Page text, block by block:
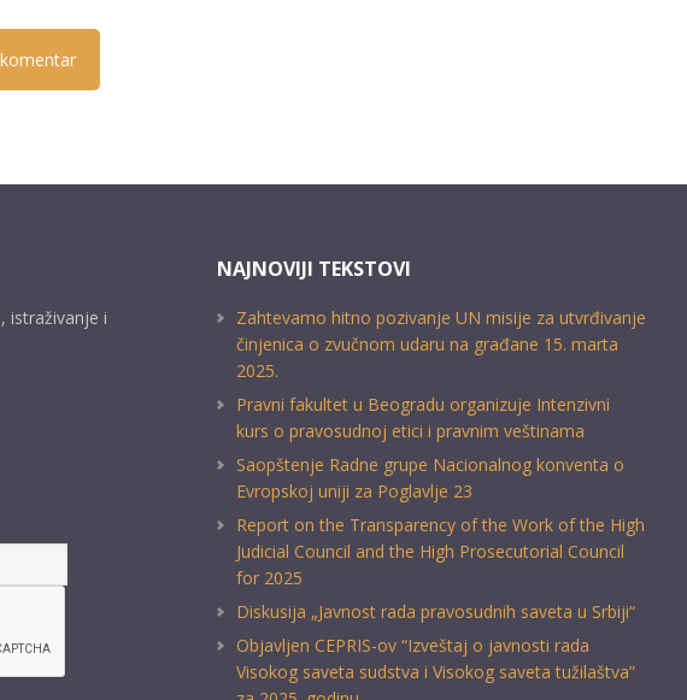
istraživanje i
NAJNOVIJI TEKSTOVI
Zahtevamo hitno pozivanje UN misije za utvrđivanje
činjenica o zvučnom udaru na građane 15. marta
2025.
Pravni fakultet u Beogradu organizuje Intenzivni
kurs o pravosudnoj etici i pravnim veštinama
Saopštenje Radne grupe Nacionalnog konventa o
Evropskoj uniji za Poglavlje 23
Report on the Transparency of the Work of the High
Judicial Council and the High Prosecutorial Council
for 2025
Diskusija „Javnost rada pravosudnih saveta u Srbiji“
Objavljen CEPRIS-ov “Izveštaj o javnosti rada
Visokog saveta sudstva i Visokog saveta tužilaštva”